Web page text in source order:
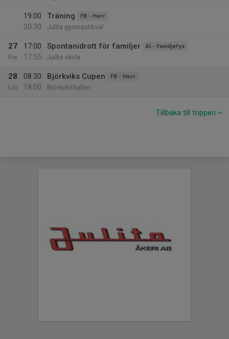
19:00
20:30
Träning FB - Herr
Julita gymnastiksal
27
Fre
17:00
17:55
Spontanidrott för familjer AI - Familjefys
Julita skola
28
Lör
08:30
18:00
Björkviks Cupen FB - Herr
Björkvikshallen
Tillbaka till toppen